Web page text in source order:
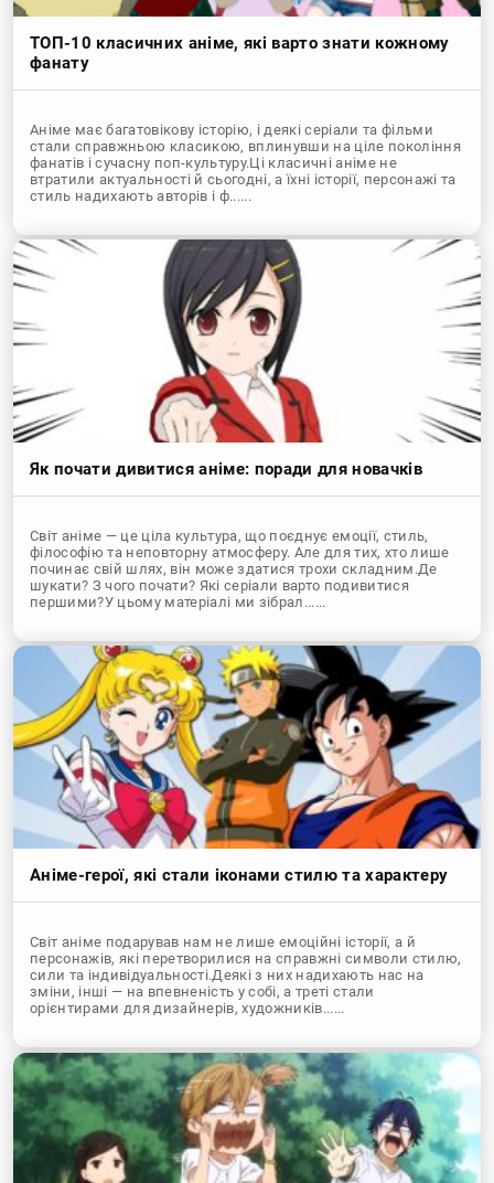
ТОП-10 класичних аніме, які варто знати кожному
фанату
Аніме має багатовікову історію, і деякі серіали та фільми
стали справжньою класикою, вплинувши на ціле покоління
фанатів і сучасну поп-культуру.Ці класичні аніме не
втратили актуальності й сьогодні, а їхні історії, персонажі та
стиль надихають авторів і ф......
Як почати дивитися аніме: поради для новачків
Світ аніме — це ціла культура, що поєднує емоції, стиль,
філософію та неповторну атмосферу. Але для тих, хто лише
починає свій шлях, він може здатися трохи складним.Де
шукати? З чого почати? Які серіали варто подивитися
першими?У цьому матеріалі ми зібрал......
Аніме-герої, які стали іконами стилю та характеру
Світ аніме подарував нам не лише емоційні історії, а й
персонажів, які перетворилися на справжні символи стилю,
сили та індивідуальності.Деякі з них надихають нас на
зміни, інші — на впевненість у собі, а треті стали
орієнтирами для дизайнерів, художників......